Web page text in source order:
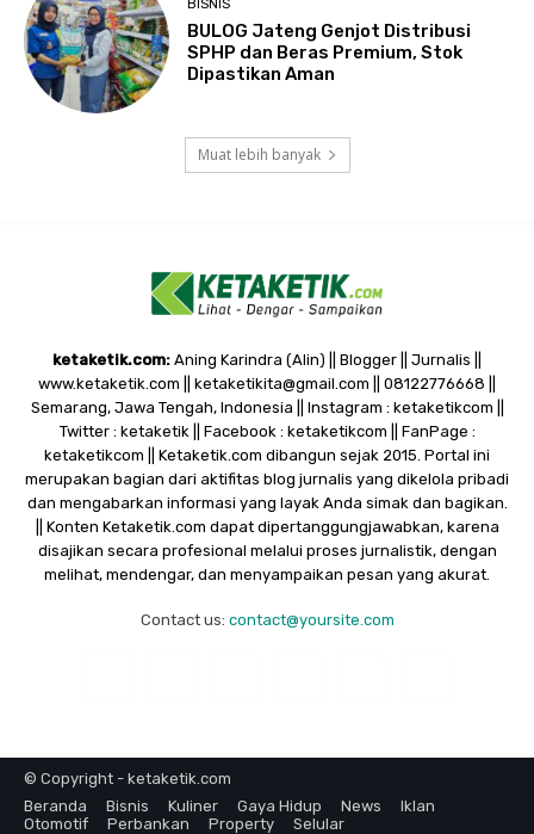
BISNIS
BULOG Jateng Genjot Distribusi
SPHP dan Beras Premium, Stok
Dipastikan Aman
Muat lebih banyak
ketaketik.com: Aning Karindra (Alin) || Blogger || Jurnalis ||
www.ketaketik.com || ketaketikita@gmail.com || 08122776668 ||
Semarang, Jawa Tengah, Indonesia || Instagram : ketaketikcom ||
Twitter : ketaketik || Facebook : ketaketikcom || FanPage :
ketaketikcom || Ketaketik.com dibangun sejak 2015. Portal ini
merupakan bagian dari aktifitas blog jurnalis yang dikelola pribadi
dan mengabarkan informasi yang layak Anda simak dan bagikan.
|| Konten Ketaketik.com dapat dipertanggungjawabkan, karena
disajikan secara profesional melalui proses jurnalistik, dengan
melihat, mendengar, dan menyampaikan pesan yang akurat.
Contact us: contact@yoursite.com
© Copyright - ketaketik.com
Beranda
Bisnis Kuliner Gaya Hidup News
Iklan
Otomotif
Perbankan Property Selular